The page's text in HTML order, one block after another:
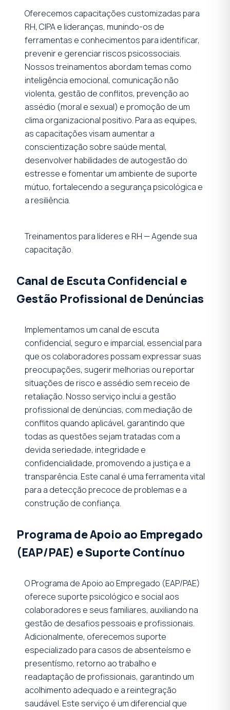
Oferecemos capacitações customizadas para
RH, CIPA e lideranças, munindo-os de
ferramentas e conhecimentos para identificar,
prevenir e gerenciar riscos psicossociais.
Nossos treinamentos abordam temas como
inteligência emocional, comunicação não
violenta, gestão de conflitos, prevenção ao
assédio (moral e sexual) e promoção de um
clima organizacional positivo. Para as equipes,
as capacitações visam aumentar a
conscientização sobre saúde mental,
desenvolver habilidades de autogestão do
estresse e fomentar um ambiente de suporte
mútuo, fortalecendo a segurança psicológica e
a resiliência.
Treinamentos para líderes e RH — Agende sua
capacitação.
Canal de Escuta Confidencial e
Gestão Profissional de Denúncias
Implementamos um canal de escuta
confidencial, seguro e imparcial, essencial para
que os colaboradores possam expressar suas
preocupações, sugerir melhorias ou reportar
situações de risco e assédio sem receio de
retaliação. Nosso serviço inclui a gestão
profissional de denúncias, com mediação de
conflitos quando aplicável, garantindo que
todas as questões sejam tratadas com a
devida seriedade, integridade e
confidencialidade, promovendo a justiça e a
transparência. Este canal é uma ferramenta vital
para a detecção precoce de problemas e a
construção de confiança.
Programa de Apoio ao Empregado
(EAP/PAE) e Suporte Contínuo
O Programa de Apoio ao Empregado (EAP/PAE)
oferece suporte psicológico e social aos
colaboradores e seus familiares, auxiliando na
gestão de desafios pessoais e profissionais.
Adicionalmente, oferecemos suporte
especializado para casos de absenteísmo e
presentísmo, retorno ao trabalho e
readaptação de profissionais, garantindo um
acolhimento adequado e a reintegração
saudável. Este serviço é um diferencial que